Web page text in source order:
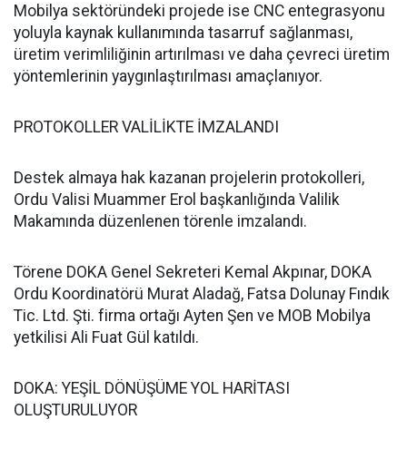
Mobilya sektöründeki projede ise CNC entegrasyonu
yoluyla kaynak kullanımında tasarruf sağlanması,
üretim verimliliğinin artırılması ve daha çevreci üretim
yöntemlerinin yaygınlaştırılması amaçlanıyor.
PROTOKOLLER VALİLİKTE İMZALANDI
Destek almaya hak kazanan projelerin protokolleri,
Ordu Valisi Muammer Erol başkanlığında Valilik
Makamında düzenlenen törenle imzalandı.
Törene DOKA Genel Sekreteri Kemal Akpınar, DOKA
Ordu Koordinatörü Murat Aladağ, Fatsa Dolunay Fındık
Tic. Ltd. Şti. firma ortağı Ayten Şen ve MOB Mobilya
yetkilisi Ali Fuat Gül katıldı.
DOKA: YEŞİL DÖNÜŞÜME YOL HARİTASI
OLUŞTURULUYOR